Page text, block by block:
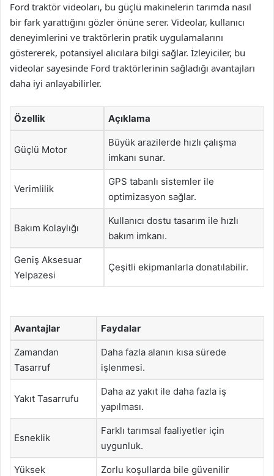
Ford traktör videoları, bu güçlü makinelerin tarımda nasıl
bir fark yarattığını gözler önüne serer. Videolar, kullanıcı
deneyimlerini ve traktörlerin pratik uygulamalarını
göstererek, potansiyel alıcılara bilgi sağlar. İzleyiciler, bu
videolar sayesinde Ford traktörlerinin sağladığı avantajları
daha iyi anlayabilirler.
Özellik Açıklama
Güçlü Motor
Büyük arazilerde hızlı çalışma
imkanı sunar.
Verimlilik
GPS tabanlı sistemler ile
optimizasyon sağlar.
Bakım Kolaylığı
Kullanıcı dostu tasarım ile hızlı
bakım imkanı.
Geniş Aksesuar
Yelpazesi
Çeşitli ekipmanlarla donatılabilir.
Avantajlar Faydalar
Zamandan
Tasarruf
Daha fazla alanın kısa sürede
işlenmesi.
Yakıt Tasarrufu
Daha az yakıt ile daha fazla iş
yapılması.
Esneklik
Farklı tarımsal faaliyetler için
uygunluk.
Yüksek
Zorlu koşullarda bile güvenilir